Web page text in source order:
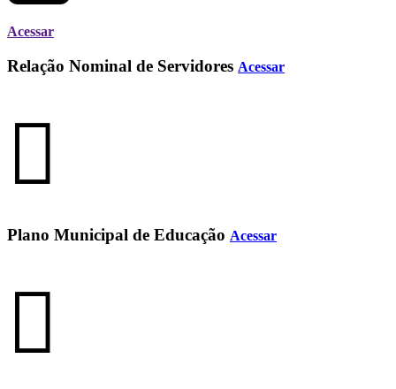
Acessar
Relação Nominal de Servidores Acessar
Plano Municipal de Educação Acessar